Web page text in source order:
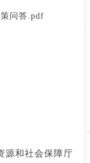
问答.pdf
源和社会保障厅